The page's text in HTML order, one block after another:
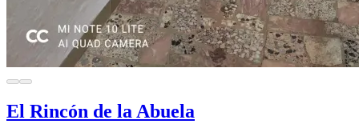
El Rincón de la Abuela